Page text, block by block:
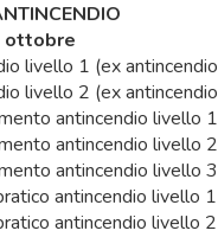
ottobre
livello 1 (ex
livello 2 (ex
antincendio livello
antincendio livello
antincendio livello
antincendio livello
antincendio livello